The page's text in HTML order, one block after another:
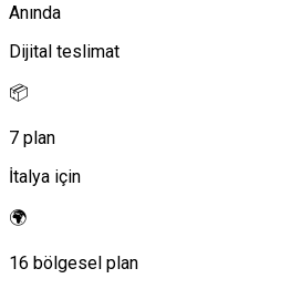
Anında
Dijital teslimat
📦
7 plan
İtalya için
🌍
16 bölgesel plan